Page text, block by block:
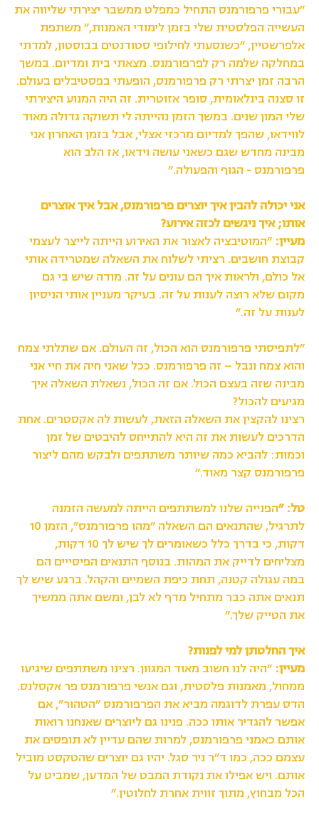
״עבורי פרפורמנס התחיל כמפלט ממשבר יצירתי שליווה את
העשייה הפלסטית שלי בזמן לימודי האמנות,״ משתפת
אלפרשטיין, ״כשנסעתי לחילופי סטודנטים בבוסטון, למדתי
במחלקה שלמה רק לפרפורמנס. מצאתי בית ומדיום. במשך
הרבה זמן יצרתי רק פרפורמנס, הופעתי בפסטיבלים בעולם.
זו סצנה בינלאומית, סופר אזוטרית. זה היה המנוע היצירתי
שלי המון שנים. במשך הזמן נהייתה לי תשוקה גדולה מאוד
לווידאו, שהפך למדיום מרכזי אצלי, אבל בזמן האחרון אני
מבינה מחדש שגם כשאני עושה וידאו, אז הלב הוא
פרפורמנס - הגוף והפעולה.״
אני יכולה להבין איך יוצרים פרפורמנס, אבל איך אוצרים
אותו; איך ניגשים לכזה אירוע?
מעיין: ״המוטיבציה לאצור את האירוע הייתה לייצר לעצמי
קבוצת חושבים. רציתי לשלוח את השאלה שמטרידה אותי
אל כולם, ולראות איך הם עונים על זה. מודה שיש בי גם
מקום שלא רוצה לענות על זה. בעיקר מעניין אותי הניסיון
לענות על זה.״
״לתפיסתי פרפורמנס הוא הכול, זה העולם. אם שתלתי צמח
והוא צמח ונבל – זה פרפורמנס. ככל שאני חיה את חיי אני
מבינה שזה בעצם הכול. אם זה הכול, נשאלת השאלה איך
מגיעים להכול?
רצינו להקצין את השאלה הזאת, לעשות לה אקסטרים. אחת
הדרכים לעשות את זה היא להתייחס להיבטים של זמן
וכמות: להביא כמה שיותר משתתפים ולבקש מהם ליצור
פרפורמנס קצר מאוד.״
טל: ״הפנייה שלנו למשתתפים הייתה למעשה הזמנה
לתרגיל, שהתנאים הם השאלה ״מהו פרפורמנס״, הזמן 10
דקות, כי בדרך כלל כשאומרים לך שיש לך 10 דקות,
מצליחים לדייק את המהות. בנוסף התנאים הפיסייים הם
במה עגולה קטנה, תחת כיפת השמיים והקהל. ברגע שיש לך
תנאים אתה כבר מתחיל מדף לא לבן, ומשם אתה ממשיך
את הטייק שלך.״
איך החלטתן למי לפנות?
מעיין: ״היה לנו חשוב מאוד המגוון. רצינו משתתפים שיגיעו
ממחול, מאמנות פלסטית, וגם אנשי פרפורמנס פר אקסלנס.
הדס עפרת לדוגמה מביא את הפרפורמנס ״הטהור״, אם
אפשר להגדיר אותו ככה. פנינו גם ליוצרים שאנחנו רואות
אותם כאמני פרפורמנס, למרות שהם עדיין לא תופסים את
עצמם ככה, כמו ד״ר ניר סגל. יהיו גם יוצרים שהטקסט מוביל
אותם. ויש אפילו את נקודת המבט של המדען, שמביט על
הכל מבחוץ, מתוך זווית אחרת לחלוטין.״